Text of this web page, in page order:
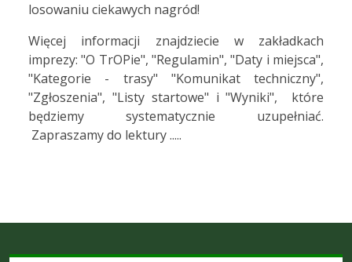
losowaniu ciekawych nagród!
Więcej informacji znajdziecie w zakładkach
imprezy: "O TrOPie", "Regulamin", "Daty i miejsca",
"Kategorie - trasy" "Komunikat techniczny",
"Zgłoszenia", "Listy startowe" i "Wyniki", które
będziemy systematycznie uzupełniać.
Zapraszamy do lektury .....